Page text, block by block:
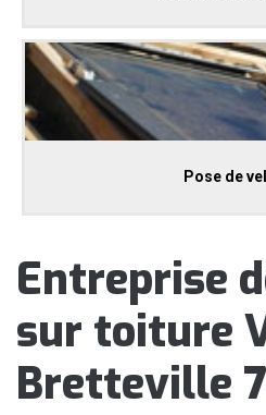
Pose de
Entreprise
sur toiture
Bretteville